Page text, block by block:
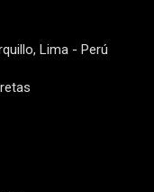
Lima - Perú